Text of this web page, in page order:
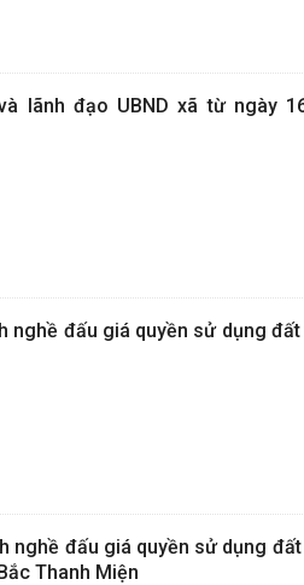
lãnh đạo UBND xã từ ngày
nghề đấu giá quyền sử dụng
nghề đấu giá quyền sử dụng
Thanh Miện